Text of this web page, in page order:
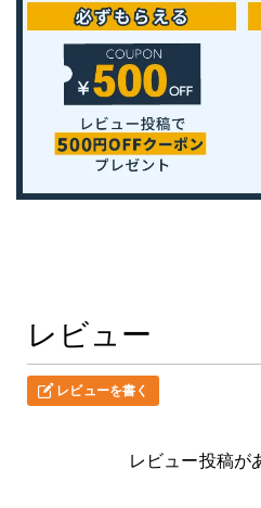
レビュー
レビューを書く
レビュー投稿が